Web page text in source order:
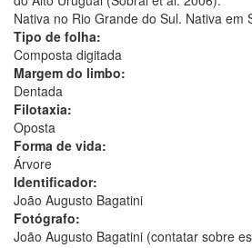
Nativa no Rio Grande do Sul. Nativa em
Tipo de folha:
Composta digitada
Margem do limbo:
Dentada
Filotaxia:
Oposta
Forma de vida:
Árvore
Identificador:
João Augusto Bagatini
Fotógrafo:
João Augusto Bagatini (contatar sobre